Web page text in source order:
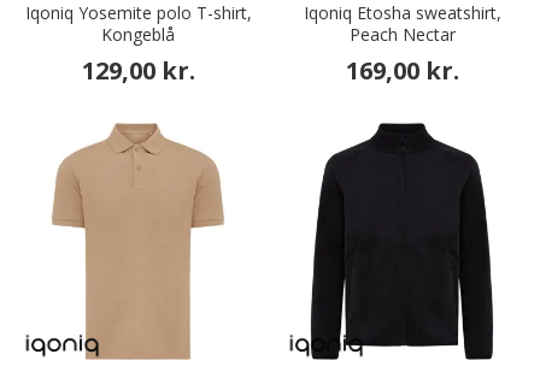
Iqoniq Yosemite polo T-shirt,
Kongeblå
129,00 kr.
Iqoniq Etosha sweatshirt,
Peach Nectar
169,00 kr.